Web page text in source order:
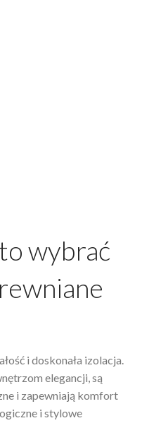
wybrać
i doskonała izolacja.
elegancji, są
i zapewniają komfort
i stylowe